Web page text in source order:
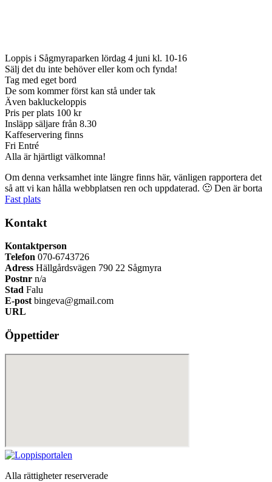
Loppis i Sågmyraparken lördag 4 juni kl. 10-16
Sälj det du inte behöver eller kom och fynda!
Tag med eget bord
De som kommer först kan stå under tak
Även bakluckeloppis
Pris per plats 100 kr
Insläpp säljare från 8.30
Kaffeservering finns
Fri Entré
Alla är hjärtligt välkomna!
Om denna verksamhet inte längre finns här, vänligen rapportera det
så att vi kan hålla webbplatsen ren och uppdaterad. 🙂 Den är borta
Fast plats
Kontakt
Kontaktperson
Telefon 070-6743726
Adress Hällgårdsvägen 790 22 Sågmyra
Postnr n/a
Stad Falu
E-post bingeva@gmail.com
URL
Öppettider
Alla rättigheter reserverade